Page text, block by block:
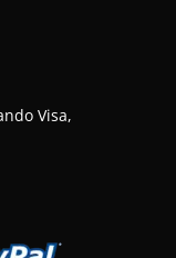
Visa,